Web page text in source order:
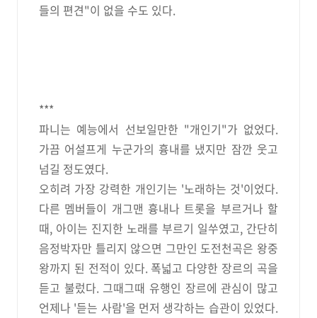
들의 편견"이 없을 수도 있다.
***
파니는 예능에서 선보일만한 "개인기"가 없었다.
가끔 어설프게 누군가의 흉내를 냈지만 잠깐 웃고
넘길 정도였다.
오히려 가장 강력한 개인기는 '노래하는 것'이었다.
다른 멤버들이 개그맨 흉내나 트롯을 부르거나 할
때, 아이는 진지한 노래를 부르기 일쑤였고, 간단히
음정박자만 틀리지 않으면 그만인 도전천곡은 왕중
왕까지 된 전적이 있다. 폭넓고 다양한 장르의 곡을
듣고 불렀다. 그때그때 유행인 장르에 관심이 많고
언제나 '듣는 사람'을 먼저 생각하는 습관이 있었다.